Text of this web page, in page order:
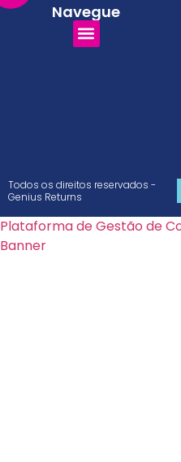
Navegue
Todos os direitos reservados -
Genius Returns
Plataforma de Gestão de
Banner